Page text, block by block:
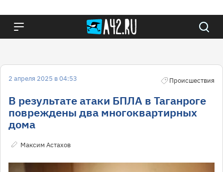
2 апреля 2025 в 04:53 Происшествия
В результате атаки БПЛА в Таганроге
повреждены два многоквартирных
дома
Максим Астахов